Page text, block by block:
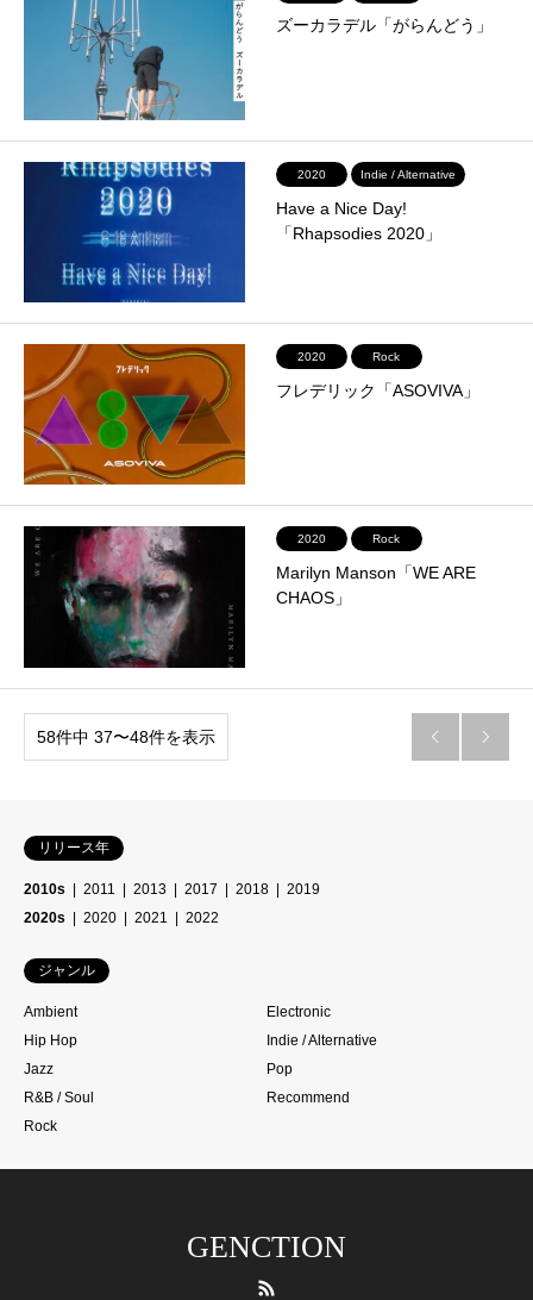
ズーカラデル「がらんどう」
2020 Indie / Alternative
Have a Nice Day!
「Rhapsodies 2020」
2020 Rock
フレデリック「ASOVIVA」
2020 Rock
Marilyn Manson「WE ARE
CHAOS」
58件中 37〜48件を表示  
リリース年
2010s 2011 2013 2017 2018
2019
2020s
2020 2021 2022
ジャンル
Ambient
Electronic
Hip Hop
Indie / Alternative
Jazz
Pop
R&B / Soul
Recommend
Rock
GENCTION